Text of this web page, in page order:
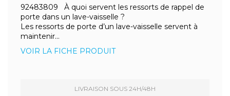
92483809 À quoi servent les ressorts de rappel de
porte dans un lave-vaisselle ?
Les ressorts de porte d’un lave-vaisselle servent à
maintenir...
VOIR LA FICHE PRODUIT
LIVRAISON SOUS 24H/48H